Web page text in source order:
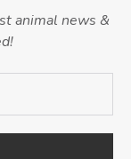
animal news &